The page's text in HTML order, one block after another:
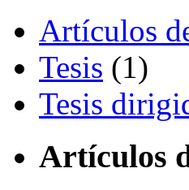
Artículos
Tesis (1)
Tesis
Artículos